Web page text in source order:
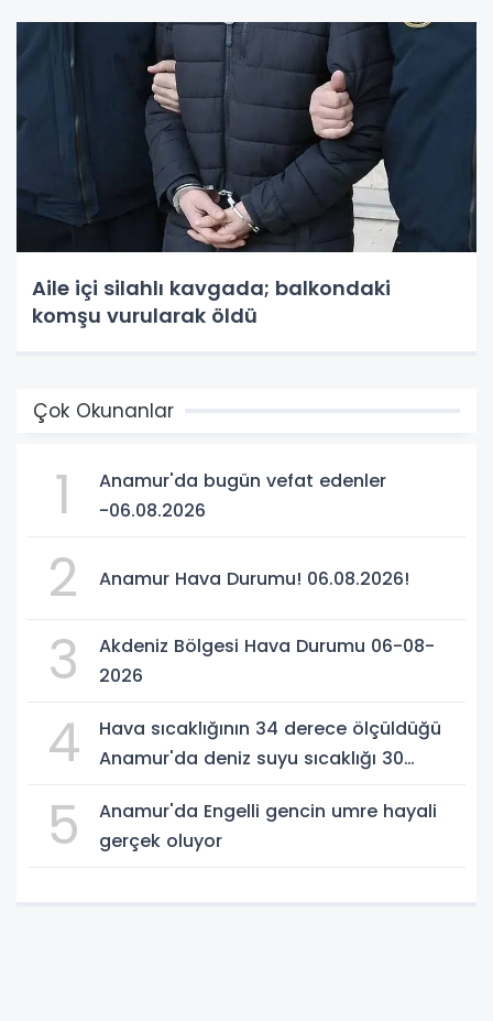
Aile içi silahlı kavgada; balkondaki
komşu vurularak öldü
Çok Okunanlar
1
Anamur'da bugün vefat edenler
-06.08.2026
2 Anamur Hava Durumu! 06.08.2026!
3
Akdeniz Bölgesi Hava Durumu 06-08-
2026
4
Hava sıcaklığının 34 derece ölçüldüğü
Anamur'da deniz suyu sıcaklığı 30
5
Anamur'da Engelli gencin umre hayali
gerçek oluyor